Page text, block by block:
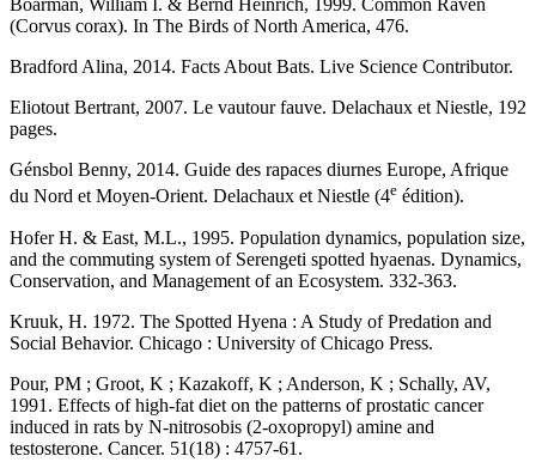
Boarman, William I. & Bernd Heinrich, 1999. Common Raven
(Corvus corax). In The Birds of North America, 476.
Bradford Alina, 2014. Facts About Bats. Live Science Contributor.
Eliotout Bertrant, 2007. Le vautour fauve. Delachaux et Niestle, 192
pages.
Génsbol Benny, 2014. Guide des rapaces diurnes Europe, Afrique
du Nord et Moyen-Orient. Delachaux et Niestle (4e édition).
Hofer H. & East, M.L., 1995. Population dynamics, population size,
and the commuting system of Serengeti spotted hyaenas. Dynamics,
Conservation, and Management of an Ecosystem. 332-363.
Kruuk, H. 1972. The Spotted Hyena : A Study of Predation and
Social Behavior. Chicago : University of Chicago Press.
Pour, PM ; Groot, K ; Kazakoff, K ; Anderson, K ; Schally, AV,
1991. Effects of high-fat diet on the patterns of prostatic cancer
induced in rats by N-nitrosobis (2-oxopropyl) amine and
testosterone. Cancer. 51(18) : 4757-61.